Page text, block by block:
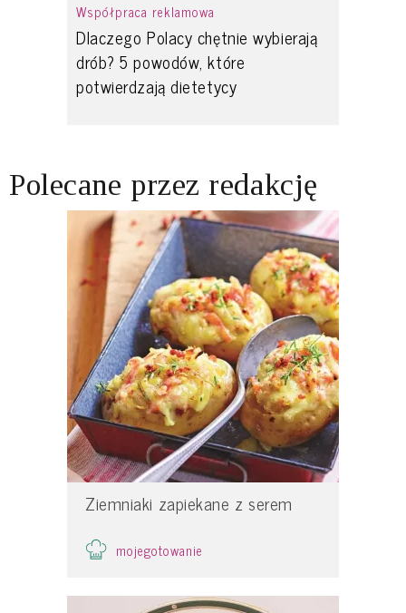
Współpraca reklamowa
Dlaczego Polacy chętnie wybierają
drób? 5 powodów, które
potwierdzają dietetycy
Polecane przez redakcję
Ziemniaki zapiekane z serem
mojegotowanie